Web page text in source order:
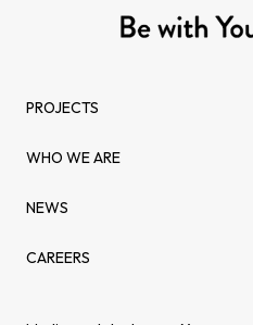
PROJECTS
WHO WE ARE
NEWS
CAREERS